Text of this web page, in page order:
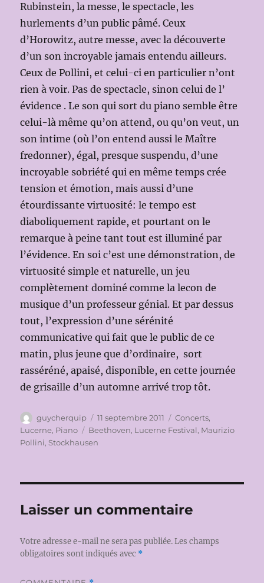
Rubinstein, la messe, le spectacle, les
hurlements d’un public pâmé. Ceux
d’Horowitz, autre messe, avec la découverte
d’un son incroyable jamais entendu ailleurs.
Ceux de Pollini, et celui-ci en particulier n’ont
rien à voir. Pas de spectacle, sinon celui de l’
évidence . Le son qui sort du piano semble être
celui-là même qu’on attend, ou qu’on veut, un
son intime (où l’on entend aussi le Maître
fredonner), égal, presque suspendu, d’une
incroyable sobriété qui en même temps crée
tension et émotion, mais aussi d’une
étourdissante virtuosité: le tempo est
diaboliquement rapide, et pourtant on le
remarque à peine tant tout est illuminé par
l’évidence. En soi c’est une démonstration, de
virtuosité simple et naturelle, un jeu
complètement dominé comme la lecon de
musique d’un professeur génial. Et par dessus
tout, l’expression d’une sérénité
communicative qui fait que le public de ce
matin, plus jeune que d’ordinaire, sort
rasséréné, apaisé, disponible, en cette journée
de grisaille d’un automne arrivé trop tôt.
Auteur
guycherquip
Publié
le
11 septembre 2011 Catégories
Concerts,
Lucerne, Piano Étiquettes
Beethoven, Lucerne Festival, Maurizio
Pollini, Stockhausen
Laisser un commentaire
Votre adresse e-mail ne sera pas publiée. Les champs
obligatoires sont indiqués avec *